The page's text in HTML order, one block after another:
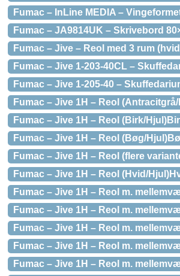
Fumac – InLine MEDIA –
Fumac – JA9814UK – Skrivebord
Fumac – Jive – Reol med 3 rum
Fumac – Jive 1-203-40CL –
Fumac – Jive 1-205-40 –
Fumac – Jive 1H – Reol
Fumac – Jive 1H – Reol (Birk/
Fumac – Jive 1H – Reol (Bøg/
Fumac – Jive 1H – Reol (flere
Fumac – Jive 1H – Reol (Hvid/
Fumac – Jive 1H – Reol m.
Fumac – Jive 1H – Reol m.
Fumac – Jive 1H – Reol m.
Fumac – Jive 1H – Reol m.
Fumac – Jive 1H – Reol m.